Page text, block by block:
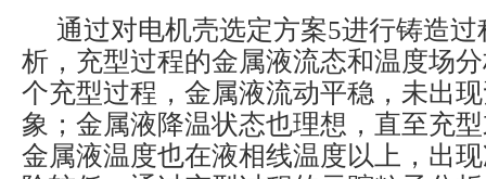
通过对电机壳选定方案5进行铸造
析，充型过程的金属液流态和温度场
个充型过程，金属液流动平稳，未出
象；金属液降温状态也理想，直至充
金属液温度也在液相线温度以上，出